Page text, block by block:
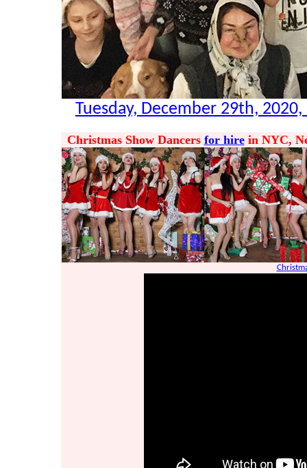
Tuesday, December 29th,
Christmas Show Dancers for hirein NYC,